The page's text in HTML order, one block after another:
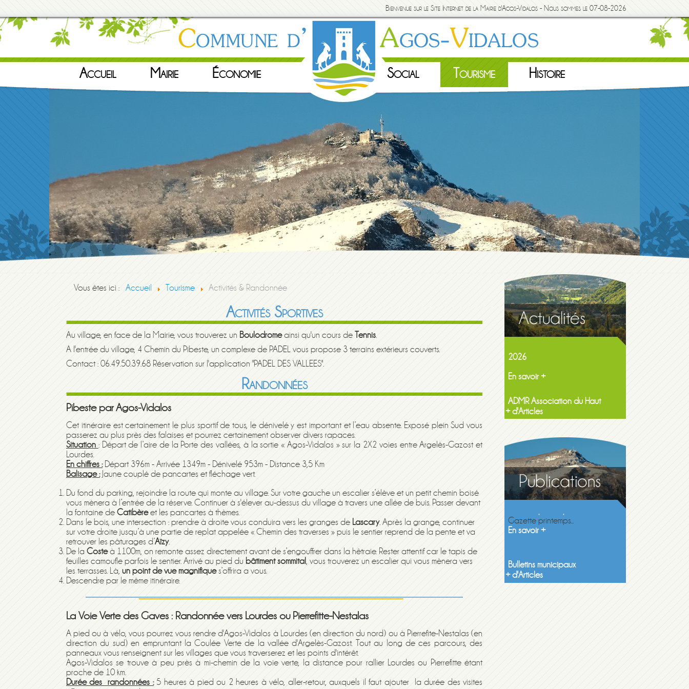
Bienvenue sur le Site Internet de la Mairie d'Agos-Vidalos - Nous sommes le 07-08-2026
Accueil Mairie Économie Social Tourisme Histoire
Vous êtes ici : Accueil Tourisme Activités & Randonnée
Activités Sportives
Au village, en face de la Mairie, vous trouverez un Boulodromeainsi qu'un cours de Tennis.
A l'entrée du village, 4 Chemin du Pibeste, un complexe de PADEL vous propose 3 terrains extérieurs couverts.
Contact : 06.49.50.39.68 Réservation sur l'application "PADEL DES VALLEES".
Randonnées
Pibeste par Agos-Vidalos
Cet itinéraire est certainement le plus sportif de tous, le dénivelé y est important et l’eau absente. Exposé plein Sud vous
passerez au plus près des falaises et pourrez certainement observer divers rapaces.
Situation : Départ de l’aire de la Porte des vallées, à la sortie « Agos-Vidalos » sur la 2X2 voies entre Argelès-Gazost et
Lourdes.
En chiffres :Départ 396m - Arrivée 1349m - Dénivelé 953m - Distance 3,5 Km
Balisage :Jaune couplé de pancartes et fléchage vert.
Du fond du parking, rejoindre la route qui monte au village. Sur votre gauche un escalier s’élève et un petit chemin boisé
vous mènera à l’entrée de la réserve. Continuer à s'élever au-dessus du village à travers une allée de buis. Passer devant
la fontaine de Catibèreet les pancartes à thèmes.
Dans le bois, une intersection : prendre à droite vous conduira vers les granges de Lascary. Après la grange, continuer
sur votre droite jusqu’à une partie de replat appelée « Chemin des traverses » puis le sentier reprend de la pente et va
retrouver les pâturages d’Aïzy.
De la Costeà 1100m, on remonte assez directement avant de s’engouffrer dans la hêtraie. Rester attentif car le tapis de
feuilles camoufle parfois le sentier. Arrivé au pied du bâtiment sommital, vous trouverez un escalier qui vous mènera vers
les terrasses. Là, un point de vue magnifiques’offrira a vous.
Descendre par le même itinéraire.
La Voie Verte des Gaves : Randonnée vers Lourdes ou Pierrefitte-Nestalas
A pied ou à vélo, vous pourrez vous rendre d'Agos-Vidalos à Lourdes (en direction du nord) ou à Pierrefite-Nestalas (en
direction du sud) en empruntant la Coulée Verte de la vallée d'Argelès-Gazost. Tout au long de ces parcours, des
panneaux vous renseignent sur les villages que vous traverserez et les points d'intérêt.
Agos-Vidalos se trouve à peu près à mi-chemin de la voie verte, la distance pour rallier Lourdes ou Pierrefitte étant
proche de 10 km.
Durée des randonnées :5 heures à pied ou 2 heures à vélo, aller-retour, auxquels il faut ajouter la durée des visites
Maison de la famille itinerante
2026
En savoir +
ADMR Association du Haut
En savoir +
+ d'Articles
Gazette printemps 2026
Gazette printemps...
En savoir +
+ d'Articles